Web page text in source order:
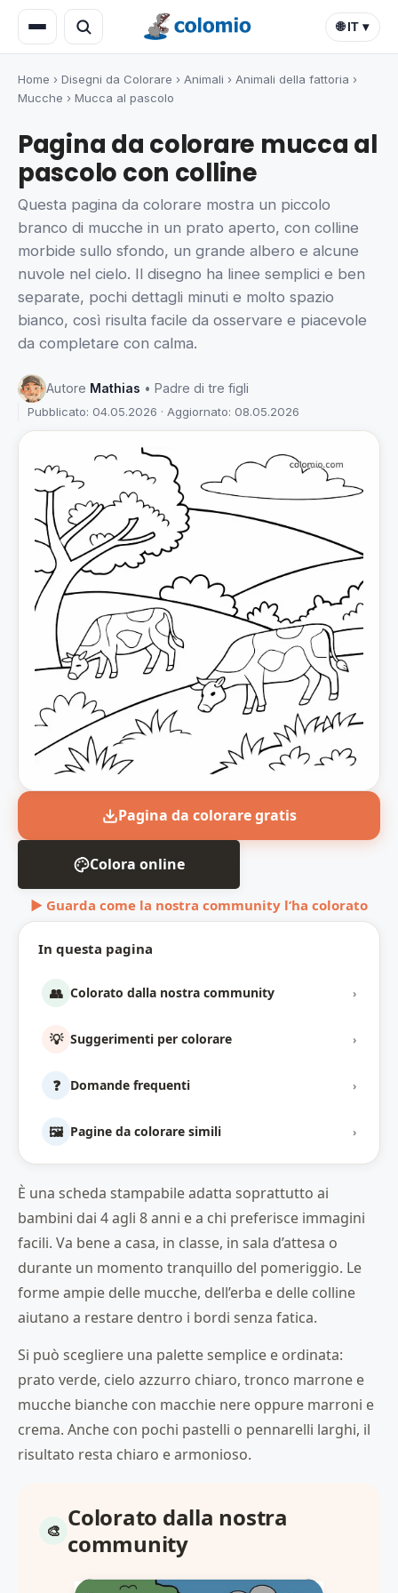
🌐 IT ▾
Home › Disegni da Colorare › Animali › Animali della fattoria ›
Mucche › Mucca al pascolo
Pagina da colorare mucca al
pascolo con colline
Questa pagina da colorare mostra un piccolo
branco di mucche in un prato aperto, con colline
morbide sullo sfondo, un grande albero e alcune
nuvole nel cielo. Il disegno ha linee semplici e ben
separate, pochi dettagli minuti e molto spazio
bianco, così risulta facile da osservare e piacevole
da completare con calma.
Autore Mathias • Padre di tre figli
Pubblicato: 04.05.2026 · Aggiornato: 08.05.2026
In questa pagina
👥 Colorato dalla nostra community ›
💡 Suggerimenti per colorare ›
❓ Domande frequenti ›
🖼️ Pagine da colorare simili ›
Pagina da colorare gratis
Colora online
▶ Guarda come la nostra community l’ha colorato
È una scheda stampabile adatta soprattutto ai
bambini dai 4 agli 8 anni e a chi preferisce immagini
facili. Va bene a casa, in classe, in sala d’attesa o
durante un momento tranquillo del pomeriggio. Le
forme ampie delle mucche, dell’erba e delle colline
aiutano a restare dentro i bordi senza fatica.
Si può scegliere una palette semplice e ordinata:
prato verde, cielo azzurro chiaro, tronco marrone e
mucche bianche con macchie nere oppure marroni e
crema. Anche con pochi pastelli o pennarelli larghi, il
risultato resta chiaro e armonioso.
Colorato dalla nostra
community